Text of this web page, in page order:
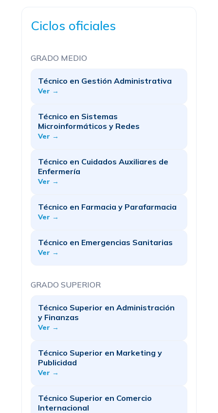
Ciclos oficiales
GRADO MEDIO
Técnico en Gestión Administrativa
Ver →
Técnico en Sistemas
Microinformáticos y Redes
Ver →
Técnico en Cuidados Auxiliares de
Enfermería
Ver →
Técnico en Farmacia y Parafarmacia
Ver →
Técnico en Emergencias Sanitarias
Ver →
GRADO SUPERIOR
Técnico Superior en Administración
y Finanzas
Ver →
Técnico Superior en Marketing y
Publicidad
Ver →
Técnico Superior en Comercio
Internacional